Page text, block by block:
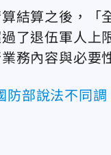
結算之後，「
了退伍軍人上
務內容與必要
部說法不同